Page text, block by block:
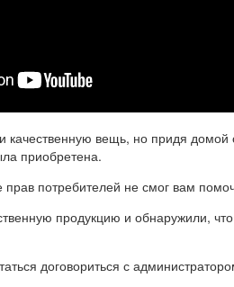
качественную вещь, но придя
приобретена.
прав потребителей не смог вам
продукцию и обнаружили,
договориться с